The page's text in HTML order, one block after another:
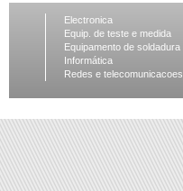
Electronica
Equip. de teste e medida
Equipamento de soldadura
Informática
Redes e telecomunicacoes